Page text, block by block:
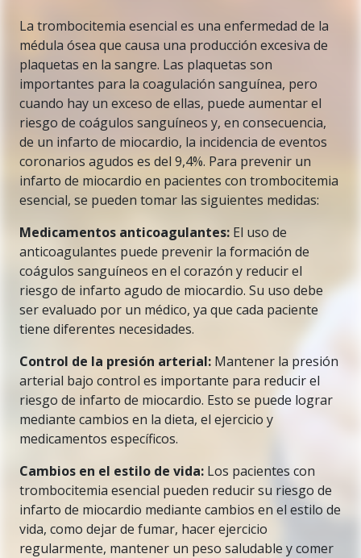
La trombocitemia esencial es una enfermedad de la
médula ósea que causa una producción excesiva de
plaquetas en la sangre. Las plaquetas son
importantes para la coagulación sanguínea, pero
cuando hay un exceso de ellas, puede aumentar el
riesgo de coágulos sanguíneos y, en consecuencia,
de un infarto de miocardio, la incidencia de eventos
coronarios agudos es del 9,4%. Para prevenir un
infarto de miocardio en pacientes con trombocitemia
esencial, se pueden tomar las siguientes medidas:
Medicamentos anticoagulantes: El uso de
anticoagulantes puede prevenir la formación de
coágulos sanguíneos en el corazón y reducir el
riesgo de infarto agudo de miocardio. Su uso debe
ser evaluado por un médico, ya que cada paciente
tiene diferentes necesidades.
Control de la presión arterial: Mantener la presión
arterial bajo control es importante para reducir el
riesgo de infarto de miocardio. Esto se puede lograr
mediante cambios en la dieta, el ejercicio y
medicamentos específicos.
Cambios en el estilo de vida: Los pacientes con
trombocitemia esencial pueden reducir su riesgo de
infarto de miocardio mediante cambios en el estilo de
vida, como dejar de fumar, hacer ejercicio
regularmente, mantener un peso saludable y comer